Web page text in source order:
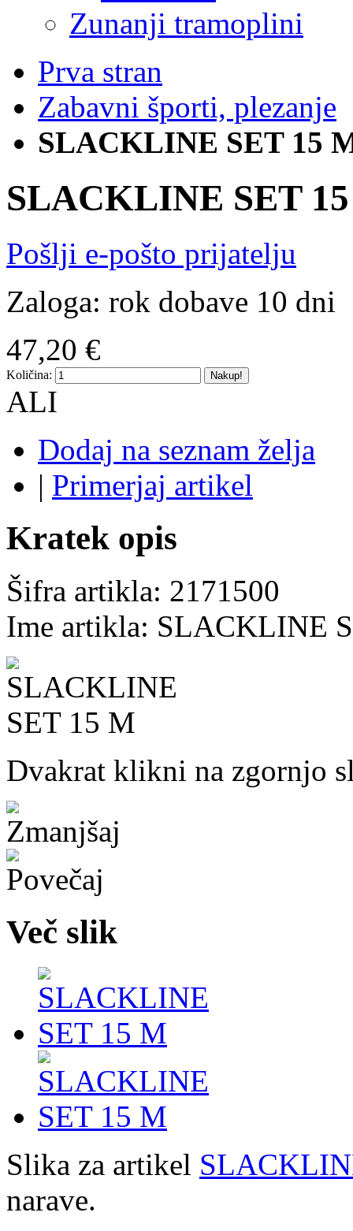
Zunanji tramoplini
Prva stran
Zabavni športi, plezanje
SLACKLINE SET 15
SLACKLINE SET
Pošlji e-pošto prijatelju
Zaloga: rok dobave 10 dni
47,20 €
Količina: Nakup!
ALI
Dodaj na seznam želja
| Primerjaj artikel
Kratek opis
Šifra artikla: 2171500
Ime artikla: SLACKLINE
Dvakrat klikni na zgornjo
Več slik
Slika za artikel
narave.